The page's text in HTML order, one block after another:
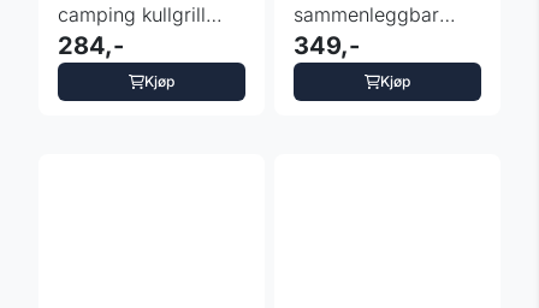
camping kullgrill
inSPORTline Lotris
284,-
Kjøp
sammenleggbar
turovn
349,-
Kjøp